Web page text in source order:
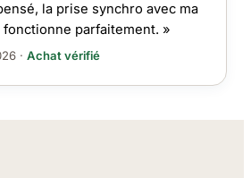
la prise synchro avec ma
parfaitement. »
· Achat vérifié